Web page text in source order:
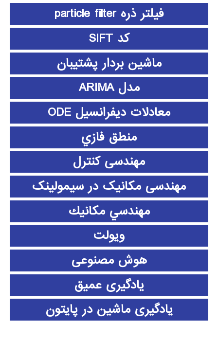
فیلتر ذره particle filter
کد SIFT
ماشین بردار پشتیبان
مدل ARIMA
معادلات دیفرانسیل ODE
منطق فازي
مهندسی کنترل
مهندسی مکانیک در سیمولینک
مهندسي مكانيك
ویولت
هوش مصنوعی
یادگیری عمیق
یادگیری ماشین در پایتون